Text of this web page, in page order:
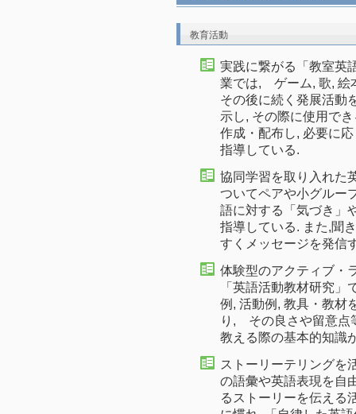
教育活動
実践に繋がる「教室英
業では, ゲーム, 歌, 絵
その後に続く発展活動
示し, その際に使用で
作成・配布し, 必要に
指導している.
協同学習を取り入れた
ついてペアや小グルー
語に対する「気づき」
指導している. また,聞
すくメッセージを発信
体験型のアクティブ
「英語活動教材研究
例, 活動例, 教具・教材
り, その良さや留意点
教える際の基本的知識
ストーリーテリング
の語彙や英語表現を自
るストーリーを伝える